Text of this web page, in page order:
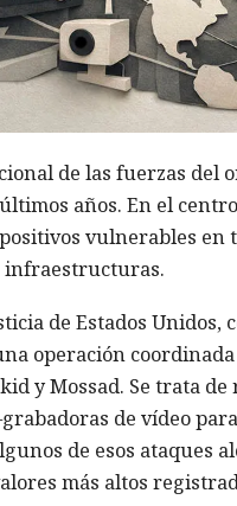
de las fuerzas del
años. En el
vulnerables en
infraestructuras.
de Estados Unidos,
operación
y Mossad. Se trata
de vídeo
de esos
más altos